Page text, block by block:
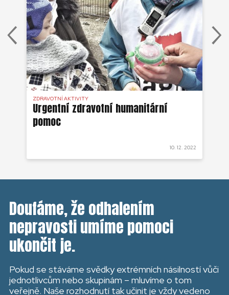
ZDRAVOTNÍ AKTIVITY
Urgentní zdravotní humanitární
pomoc
10. 12. 2022
Doufáme, že odhalením
nepravosti umíme pomoci
ukončit je.
Pokud se stáváme svědky extrémních násilností vůči
jednotlivcům nebo skupinám – mluvíme o tom
veřejně. Naše rozhodnutí tak učinit je vždy vedeno